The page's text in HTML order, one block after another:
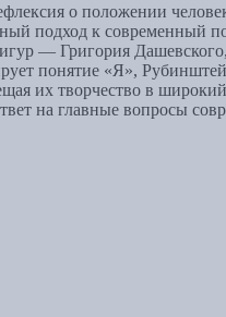
о положении
подход к современный
— Григория
понятие «Я»,
их творчество в
на главные вопросы